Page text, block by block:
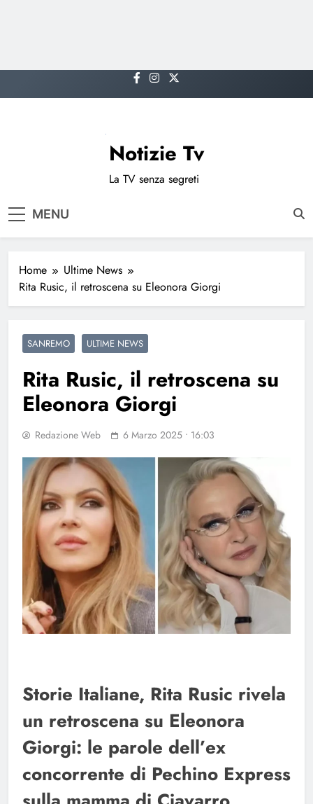
to
Notizie Tv
La TV senza segreti
MENU
Home
Ultime News
Rita Rusic, il retroscena su Eleonora Giorgi
SANREMO ULTIME NEWS
Rita Rusic, il retroscena su
Eleonora Giorgi
Redazione Web 6 Marzo 2025 • 16:03
Storie Italiane, Rita Rusic rivela
un retroscena su Eleonora
Giorgi: le parole dell’ex
concorrente di Pechino Express